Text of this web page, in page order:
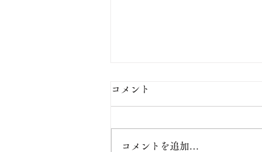
【お盆の定休日】
は、お休みとさせて頂きます。
コメント
コメントを追加…